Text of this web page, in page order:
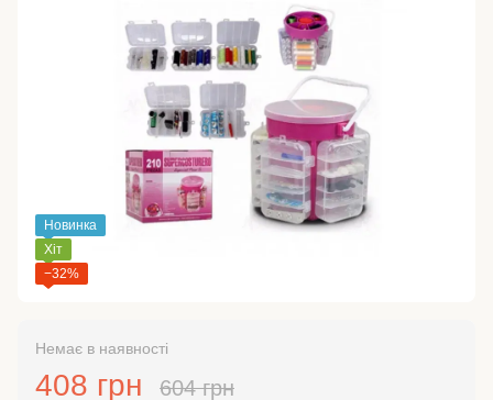
Новинка
Хіт
−32%
Немає в наявності
408 грн 604 грн